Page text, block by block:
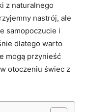
z naturalnego
nastrój, ale
samopoczucie i
dlatego⁤ warto
mogą przynieść
​otoczeniu⁣ świec ‍z